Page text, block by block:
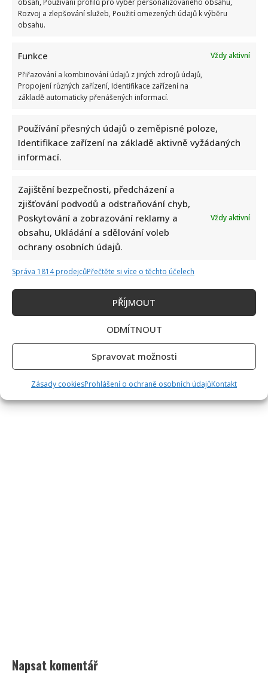
Rozvoj a zlepšování služeb, Použití omezených údajů k výběru
obsahu.
Funkce
Vždy aktivní
Přiřazování a kombinování údajů z jiných zdrojů údajů,
Propojení různých zařízení, Identifikace zařízení na
základě automaticky přenášených informací.
Používání přesných údajů o zeměpisné poloze,
Identifikace zařízení na základě aktivně vyžádaných
informací.
Zajištění bezpečnosti, předcházení a
zjišťování podvodů a odstraňování chyb,
Poskytování a zobrazování reklamy a
obsahu, Ukládání a sdělování voleb
ochrany osobních údajů.
Vždy aktivní
Správa 1814 prodejcůPřečtěte si více o těchto účelech
PŘÍJMOUT
ODMÍTNOUT
Spravovat možnosti
Zásady cookiesProhlášení o ochraně osobních údajůKontakt
Napsat komentář